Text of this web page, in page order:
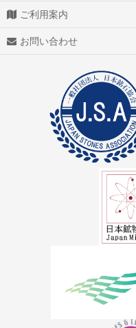
アゼツライト
アフガナイト
アップルグリーンファントム
アベンチュリン
アレキサンドライト
ご利用案内
お問い合わせ